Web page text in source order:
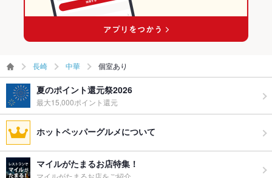
長崎 中華 個室あり
夏のポイント還元祭2026
最大15,000ポイント還元
ホットペッパーグルメについて
マイルがたまるお店特集！